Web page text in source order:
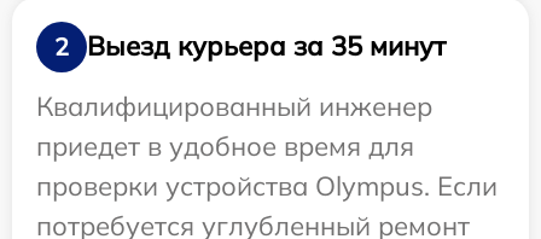
2
Выезд курьера за 35 минут
Квалифицированный инженер
приедет в удобное время для
проверки устройства Olympus. Если
потребуется углубленный ремонт